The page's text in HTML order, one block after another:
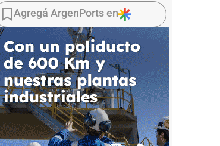
Agregá ArgenPorts en